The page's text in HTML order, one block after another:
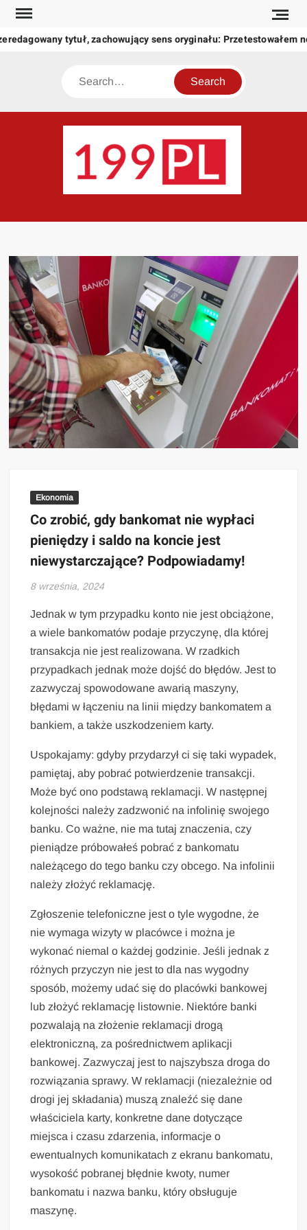
Skip
content
tytuł, zachowujący sens oryginału: Przetestowałem
Search
świat
Ekonomia
Co zrobić, gdy bankomat nie wypłaci
pieniędzy i saldo na koncie jest
niewystarczające? Podpowiadamy!
8 września, 2024
Jednak w tym przypadku konto nie jest obciążone,
a wiele bankomatów podaje przyczynę, dla której
transakcja nie jest realizowana. W rzadkich
przypadkach jednak może dojść do błędów. Jest to
zazwyczaj spowodowane awarią maszyny,
błędami w łączeniu na linii między bankomatem a
bankiem, a także uszkodzeniem karty.
Uspokajamy: gdyby przydarzył ci się taki wypadek,
pamiętaj, aby pobrać potwierdzenie transakcji.
Może być ono podstawą reklamacji. W następnej
kolejności należy zadzwonić na infolinię swojego
banku. Co ważne, nie ma tutaj znaczenia, czy
pieniądze próbowałeś pobrać z bankomatu
należącego do tego banku czy obcego. Na infolinii
należy złożyć reklamację.
Zgłoszenie telefoniczne jest o tyle wygodne, że
nie wymaga wizyty w placówce i można je
wykonać niemal o każdej godzinie. Jeśli jednak z
różnych przyczyn nie jest to dla nas wygodny
sposób, możemy udać się do placówki bankowej
lub złożyć reklamację listownie. Niektóre banki
pozwalają na złożenie reklamacji drogą
elektroniczną, za pośrednictwem aplikacji
bankowej. Zazwyczaj jest to najszybsza droga do
rozwiązania sprawy. W reklamacji (niezależnie od
drogi jej składania) muszą znaleźć się dane
właściciela karty, konkretne dane dotyczące
miejsca i czasu zdarzenia, informacje o
ewentualnych komunikatach z ekranu bankomatu,
wysokość pobranej błędnie kwoty, numer
bankomatu i nazwa banku, który obsługuje
maszynę.